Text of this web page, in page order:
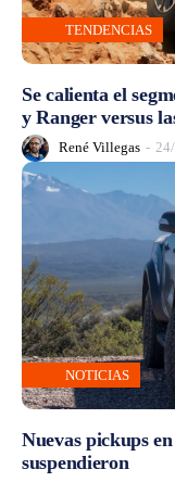
TENDENCIAS
Se calienta el
y Ranger versus
René Villegas -
NOTICIAS
Nuevas pickups
suspendieron